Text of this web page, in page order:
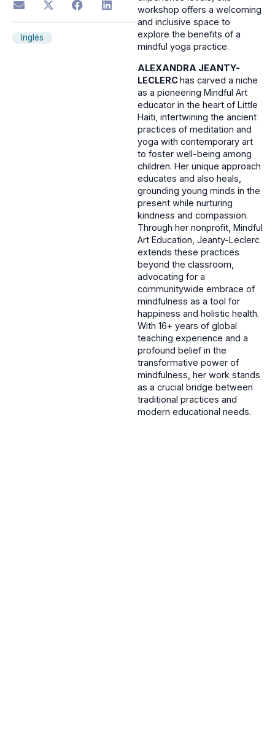
Inglés
workshop offers a welcoming
and inclusive space to
explore the benefits of a
mindful yoga practice.
ALEXANDRA JEANTY-
LECLERChas carved a niche
as a pioneering Mindful Art
educator in the heart of Little
Haiti, intertwining the ancient
practices of meditation and
yoga with contemporary art
to foster well-being among
children. Her unique approach
educates and also heals,
grounding young minds in the
present while nurturing
kindness and compassion.
Through her nonprofit, Mindful
Art Education, Jeanty-Leclerc
extends these practices
beyond the classroom,
advocating for a
communitywide embrace of
mindfulness as a tool for
happiness and holistic health.
With 16+ years of global
teaching experience and a
profound belief in the
transformative power of
mindfulness, her work stands
as a crucial bridge between
traditional practices and
modern educational needs.